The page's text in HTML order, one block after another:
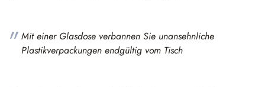
Mit einer Glasdose verbannen Sie unansehnliche
Plastikverpackungen endgültig vom Tisch